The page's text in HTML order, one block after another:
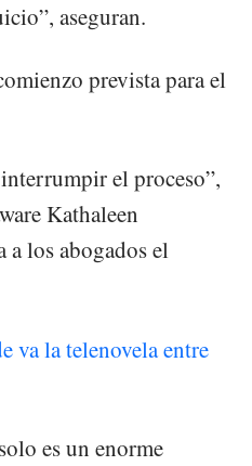
aseguran.
prevista para el
el proceso”,
Kathaleen
los abogados el
va la telenovela entre
es un enorme